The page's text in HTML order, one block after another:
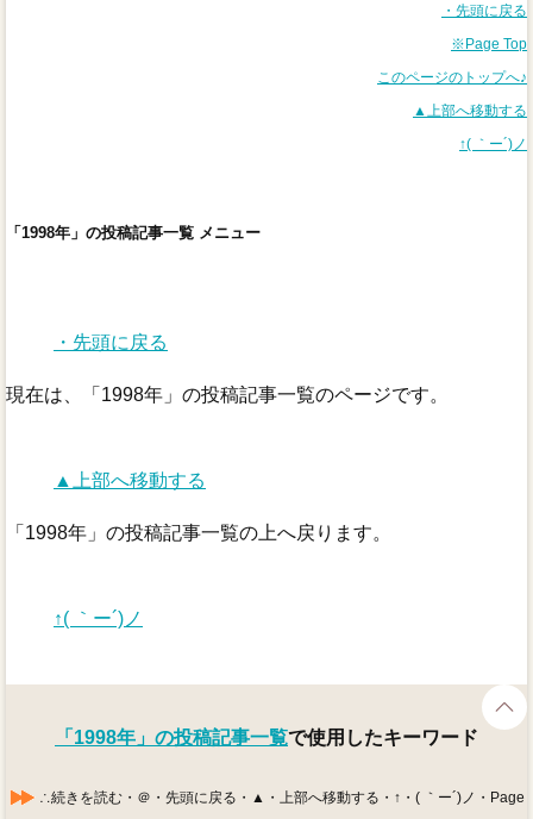
・先頭に戻る
※Page Top
このページのトップへ♪
▲上部へ移動する
↑( ｀ー´)ノ
「1998年」の投稿記事一覧 メニュー
・先頭に戻る
現在は、「1998年」の投稿記事一覧のページです。
▲上部へ移動する
「1998年」の投稿記事一覧の上へ戻ります。
↑( ｀ー´)ノ
「1998年」の投稿記事一覧で使用したキーワード
∴続きを読む・＠・先頭に戻る・▲・上部へ移動する・↑・( ｀ー´)ノ・Page